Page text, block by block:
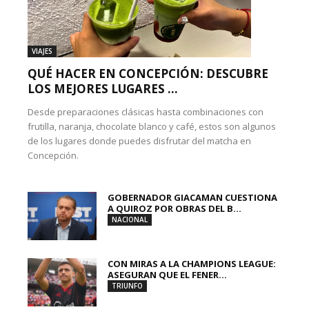
VIAJES
QUÉ HACER EN CONCEPCIÓN: DESCUBRE
LOS MEJORES LUGARES ...
Desde preparaciones clásicas hasta combinaciones con
frutilla, naranja, chocolate blanco y café, estos son algunos
de los lugares donde puedes disfrutar del matcha en
Concepción.
GOBERNADOR GIACAMAN CUESTIONA
A QUIROZ POR OBRAS DEL B...
NACIONAL
CON MIRAS A LA CHAMPIONS LEAGUE:
ASEGURAN QUE EL FENER...
TRIUNFO